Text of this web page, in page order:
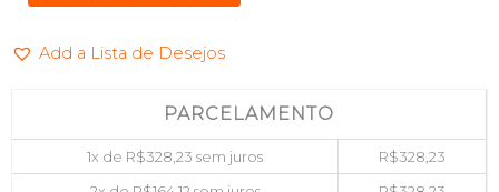
USB
BG-
Add a Lista de Desejos
PARCELAMENTO
1x de R$328,23 sem juros R$328,23